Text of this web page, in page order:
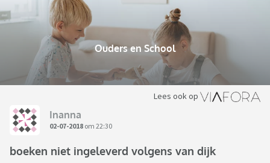
Ouders en School
Lees ook op
Inanna
02-07-2018 om 22:30
boeken niet ingeleverd volgens van dijk